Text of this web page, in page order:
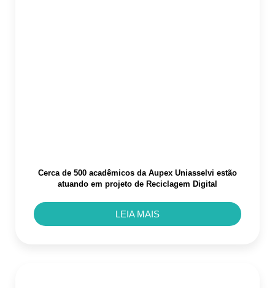
Cerca de 500 acadêmicos da Aupex Uniasselvi estão
atuando em projeto de Reciclagem Digital
LEIA MAIS